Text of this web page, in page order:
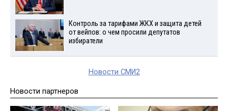
Контроль за тарифами ЖКХ и защита детей
от вейпов: о чем просили депутатов
избиратели
Новости СМИ2
Новости партнеров